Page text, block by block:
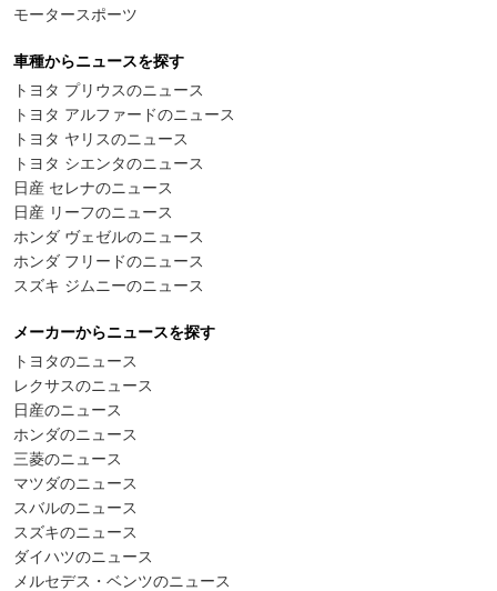
モータースポーツ
車種からニュースを探す
トヨタ プリウスのニュース
トヨタ アルファードのニュース
トヨタ ヤリスのニュース
トヨタ シエンタのニュース
日産 セレナのニュース
日産 リーフのニュース
ホンダ ヴェゼルのニュース
ホンダ フリードのニュース
スズキ ジムニーのニュース
メーカーからニュースを探す
トヨタのニュース
レクサスのニュース
日産のニュース
ホンダのニュース
三菱のニュース
マツダのニュース
スバルのニュース
スズキのニュース
ダイハツのニュース
メルセデス・ベンツのニュース